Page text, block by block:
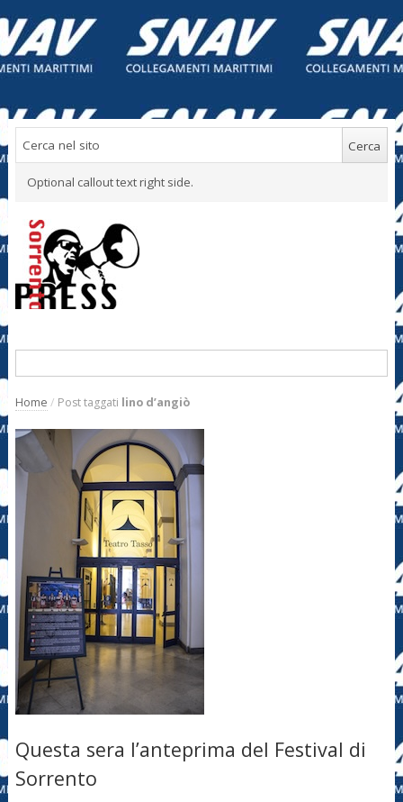
Optional callout text right side.
Home / Post taggati lino d’angiò
Questa sera l’anteprima del Festival di
Sorrento